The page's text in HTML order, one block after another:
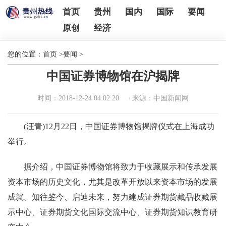
首页 贵州 国内 国际
要闻
原创
经济
您的位置： 首页 >要闻 >
中国证券博物馆在沪揭牌
时间：2018-12-24 04:02:20 来源：中国新闻网
(汪青)12月22日，中国证券博物馆揭牌仪式在上海成功
举行。
据介绍，中国证券博物馆将致力于收藏展示和传承发展
资本市场的历史文化，尤其是改革开放以来资本市场的发展
成就。知往鉴今、启迪未来，努力建成证券期货藏品收藏展
示中心、证券期货文化国际交流中心、证券期货知识教育研